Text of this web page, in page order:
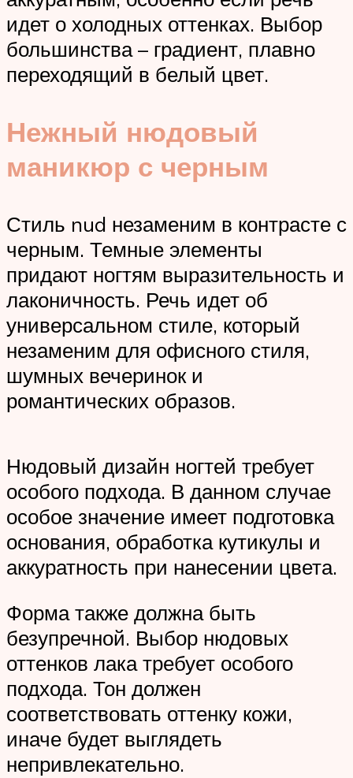
идет о холодных оттенках. Выбор
большинства – градиент, плавно
переходящий в белый цвет.
Нежный нюдовый
маникюр с черным
Стиль nud незаменим в контрасте с
черным. Темные элементы
придают ногтям выразительность и
лаконичность. Речь идет об
универсальном стиле, который
незаменим для офисного стиля,
шумных вечеринок и
романтических образов.
Нюдовый дизайн ногтей требует
особого подхода. В данном случае
особое значение имеет подготовка
основания, обработка кутикулы и
аккуратность при нанесении цвета.
Форма также должна быть
безупречной. Выбор нюдовых
оттенков лака требует особого
подхода. Тон должен
соответствовать оттенку кожи,
иначе будет выглядеть
непривлекательно.